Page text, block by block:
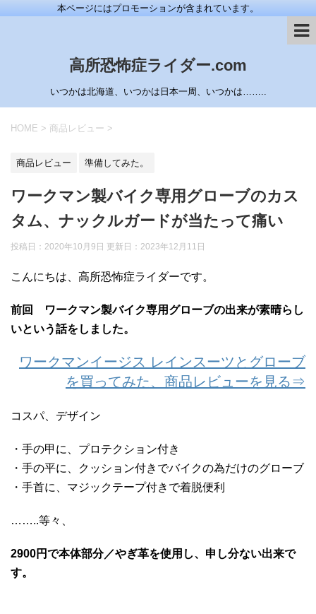
本ページにはプロモーションが含まれています。
高所恐怖症ライダー.com
いつかは北海道、いつかは日本一周、いつかは……..
HOME > 商品レビュー >
商品レビュー 準備してみた。
ワークマン製バイク専用グローブのカス
タム、ナックルガードが当たって痛い
投稿日：2020年10月9日 更新日： 2023年12月11日
こんにちは、高所恐怖症ライダーです。
前回 ワークマン製バイク専用グローブの出来が素晴らし
いという話をしました。
ワークマンイージス レインスーツとグローブ
を買ってみた、商品レビューを見る⇒
コスパ、デザイン
・手の甲に、プロテクション付き
・手の平に、クッション付きでバイクの為だけのグローブ
・手首に、マジックテープ付きで着脱便利
……..等々、
2900円で本体部分／やぎ革を使用し、申し分ない出来で
す。